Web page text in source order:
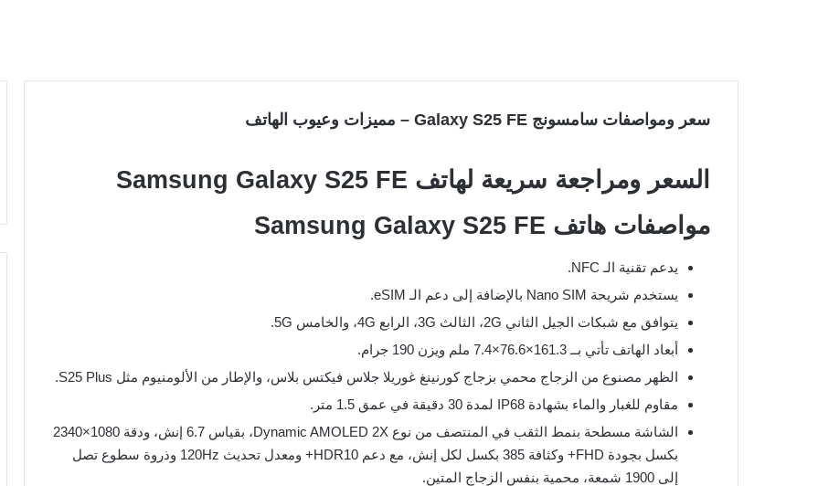
سعر ومواصفات سامسونج Galaxy S25 FE – مميزات وعيوب الهاتف
السعر ومراجعة سريعة لهاتف Samsung Galaxy S25 FE
مواصفات هاتف Samsung Galaxy S25 FE
يدعم تقنية الـ NFC.
يستخدم شريحة Nano SIM بالإضافة إلى دعم الـ eSIM.
يتوافق مع شبكات الجيل الثاني 2G، الثالث 3G، الرابع 4G، والخامس 5G.
أبعاد الهاتف تأتي بــ 161.3×76.6×7.4 ملم ويزن 190 جرام.
الظهر مصنوع من الزجاج محمي بزجاج كورنينغ غوريلا جلاس فيكتس بلاس، والإطار من الألومنيوم مثل S25 Plus.
مقاوم للغبار والماء بشهادة IP68 لمدة 30 دقيقة في عمق 1.5 متر.
الشاشة مسطحة بنمط الثقب في المنتصف من نوع Dynamic AMOLED 2X، بقياس 6.7 إنش، ودقة 1080×2340
بكسل بجودة FHD+ وكثافة 385 بكسل لكل إنش، مع دعم HDR10+ ومعدل تحديث 120Hz وذروة سطوع تصل
إلى 1900 شمعة، محمية بنفس الزجاج المتين.